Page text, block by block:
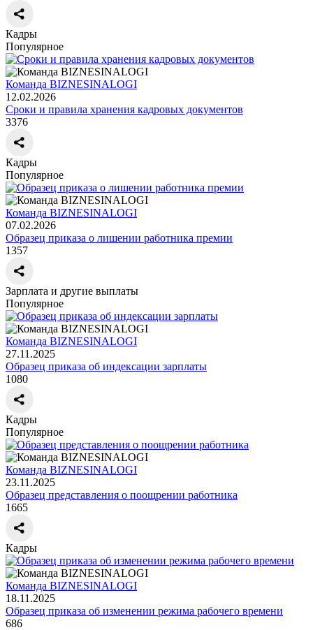
Кадры
Популярное
Команда BIZNESINALOGI
12.02.2026
Сроки и правила хранения кадровых документов
3376
Кадры
Популярное
Команда BIZNESINALOGI
07.02.2026
Образец приказа о лишении работника премии
1357
Зарплата и другие выплаты
Популярное
Команда BIZNESINALOGI
27.11.2025
Образец приказа об индексации зарплаты
1080
Кадры
Популярное
Команда BIZNESINALOGI
23.11.2025
Образец представления о поощрении работника
1665
Кадры
Команда BIZNESINALOGI
18.11.2025
Образец приказа об изменении режима рабочего времени
686